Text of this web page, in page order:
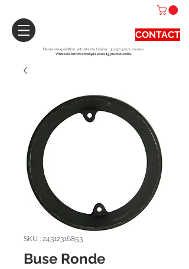
CONTACT
Délais d'expédition actuels de l'usine : 3 à 90 jours ouvrés.
Vitres et Joints envoyés sous 15 jours ouvrés.
SKU : 24312316853
Buse Ronde